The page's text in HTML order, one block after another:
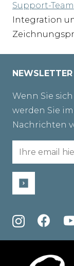
Support-Team
Integration
NEWSLETTER
Wenn Sie
werden Sie
Nachrichten
Email
(erforderlich)